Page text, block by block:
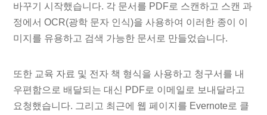
바꾸기 시작했습니다. 각 문서를 PDF로 스캔하고 스캔 과
정에서 OCR(광학 문자 인식)을 사용하여 이러한 종이 이
미지를 유용하고 검색 가능한 문서로 만들었습니다.
또한 교육 자료 및 전자 책 형식을 사용하고 청구서를 내
우편함으로 배달되는 대신 PDF로 이메일로 보내달라고
요청했습니다. 그리고 최근에 웹 페이지를 Evernote로 클